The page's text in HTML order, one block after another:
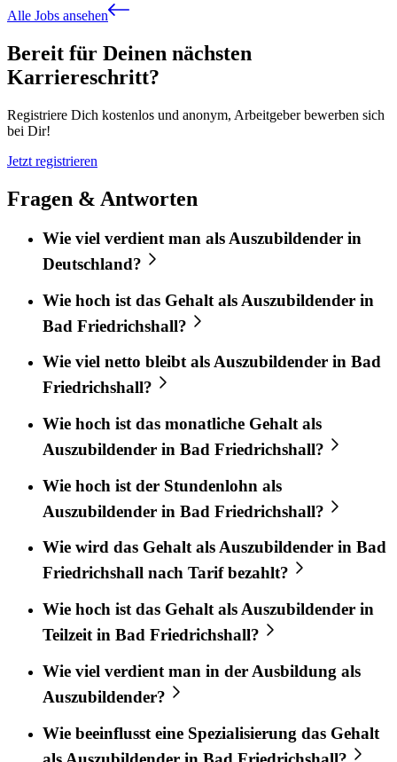
Alle Jobs ansehen
Bereit für Deinen nächsten
Karriereschritt?
Registriere Dich kostenlos und anonym, Arbeitgeber bewerben sich
bei Dir!
Jetzt registrieren
Fragen & Antworten
Wie viel verdient man als Auszubildender in
Deutschland?
Wie hoch ist das Gehalt als Auszubildender in
Bad Friedrichshall?
Wie viel netto bleibt als Auszubildender in Bad
Friedrichshall?
Wie hoch ist das monatliche Gehalt als
Auszubildender in Bad Friedrichshall?
Wie hoch ist der Stundenlohn als
Auszubildender in Bad Friedrichshall?
Wie wird das Gehalt als Auszubildender in Bad
Friedrichshall nach Tarif bezahlt?
Wie hoch ist das Gehalt als Auszubildender in
Teilzeit in Bad Friedrichshall?
Wie viel verdient man in der Ausbildung als
Auszubildender?
Wie beeinflusst eine Spezialisierung das Gehalt